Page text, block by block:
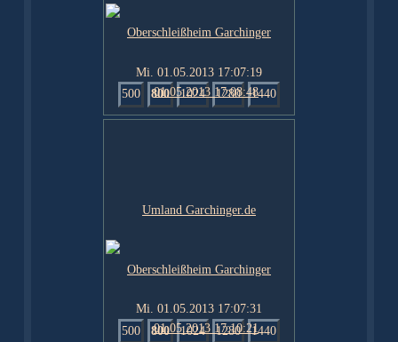
Mi. 01.05.2013 17:07:19
500
800 1024 1280 1440
Mi. 01.05.2013 17:07:31
500
800 1024 1280 1440